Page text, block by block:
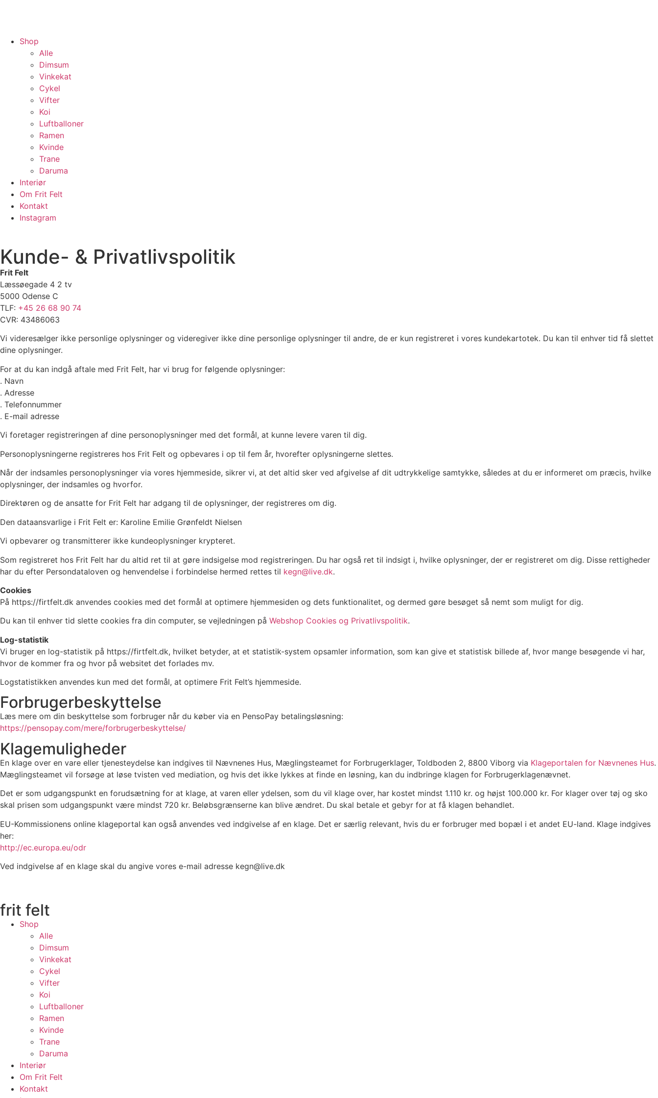
Shop
Alle
Dimsum
Vinkekat
Cykel
Vifter
Koi
Luftballoner
Ramen
Kvinde
Trane
Daruma
Interiør
Om Frit Felt
Kontakt
Instagram
Kunde- & Privatlivspolitik
Frit Felt
Læssøegade 4 2 tv
5000 Odense C
TLF: +45 26 68 90 74
CVR: 43486063
Vi videresælger ikke personlige oplysninger og videregiver ikke dine personlige oplysninger til andre, de er kun registreret i vores kundekartotek. Du kan til enhver tid få slettet
dine oplysninger.
For at du kan indgå aftale med Frit Felt, har vi brug for følgende oplysninger:
. Navn
. Adresse
. Telefonnummer
. E-mail adresse
Vi foretager registreringen af dine personoplysninger med det formål, at kunne levere varen til dig.
Personoplysningerne registreres hos Frit Felt og opbevares i op til fem år, hvorefter oplysningerne slettes.
Når der indsamles personoplysninger via vores hjemmeside, sikrer vi, at det altid sker ved afgivelse af dit udtrykkelige samtykke, således at du er informeret om præcis, hvilke
oplysninger, der indsamles og hvorfor.
Direktøren og de ansatte for Frit Felt har adgang til de oplysninger, der registreres om dig.
Den dataansvarlige i Frit Felt er: Karoline Emilie Grønfeldt Nielsen
Vi opbevarer og transmitterer ikke kundeoplysninger krypteret.
Som registreret hos Frit Felt har du altid ret til at gøre indsigelse mod registreringen. Du har også ret til indsigt i, hvilke oplysninger, der er registreret om dig. Disse rettigheder
har du efter Persondataloven og henvendelse i forbindelse hermed rettes til kegn@live.dk.
Cookies
På https://firtfelt.dk anvendes cookies med det formål at optimere hjemmesiden og dets funktionalitet, og dermed gøre besøget så nemt som muligt for dig.
Du kan til enhver tid slette cookies fra din computer, se vejledningen på Webshop Cookies og Privatlivspolitik.
Log-statistik
Vi bruger en log-statistik på https://firtfelt.dk, hvilket betyder, at et statistik-system opsamler information, som kan give et statistisk billede af, hvor mange besøgende vi har,
hvor de kommer fra og hvor på websitet det forlades mv.
Logstatistikken anvendes kun med det formål, at optimere Frit Felt’s hjemmeside.
Forbrugerbeskyttelse
Læs mere om din beskyttelse som forbruger når du køber via en PensoPay betalingsløsning:
https://pensopay.com/mere/forbrugerbeskyttelse/
Klagemuligheder
En klage over en vare eller tjenesteydelse kan indgives til Nævnenes Hus, Mæglingsteamet for Forbrugerklager, Toldboden 2, 8800 Viborg via Klageportalen for Nævnenes Hus.
Mæglingsteamet vil forsøge at løse tvisten ved mediation, og hvis det ikke lykkes at finde en løsning, kan du indbringe klagen for Forbrugerklagenævnet.
Det er som udgangspunkt en forudsætning for at klage, at varen eller ydelsen, som du vil klage over, har kostet mindst 1.110 kr. og højst 100.000 kr. For klager over tøj og sko
skal prisen som udgangspunkt være mindst 720 kr. Beløbsgrænserne kan blive ændret. Du skal betale et gebyr for at få klagen behandlet.
EU-Kommissionens online klageportal kan også anvendes ved indgivelse af en klage. Det er særlig relevant, hvis du er forbruger med bopæl i et andet EU-land. Klage indgives
her:
http://ec.europa.eu/odr
Ved indgivelse af en klage skal du angive vores e-mail adresse kegn@live.dk
frit felt
Shop
Alle
Dimsum
Vinkekat
Cykel
Vifter
Koi
Luftballoner
Ramen
Kvinde
Trane
Daruma
Interiør
Om Frit Felt
Kontakt